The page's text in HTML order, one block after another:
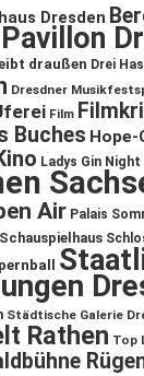
Dresden
draußen Drei
Dresdner
Film
Buches Hope-
Ladys Gin Night
Air Palais
Schauspielhaus
Städtische Galerie
Rathen Top